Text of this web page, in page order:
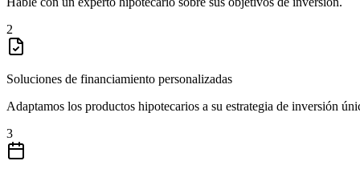
2
Soluciones de financiamiento personalizadas
Adaptamos los productos hipotecarios a su estrategia de inversión
3